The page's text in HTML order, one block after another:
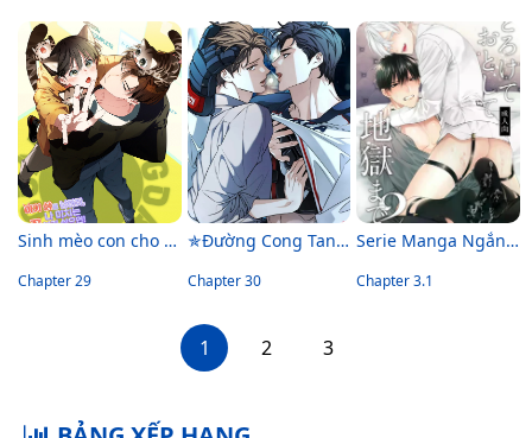
Sinh mèo con cho tôi mau trước khi thằng này điên lên
Chapter 29
✯Đường Cong Tan Chảy✯
Chapter 30
Serie Manga Ngắn Mlem
Chapter 3.1
1 2 3